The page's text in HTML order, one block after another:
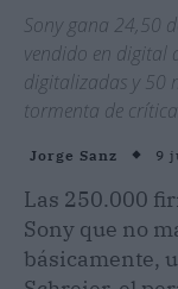
Sony gana 24,50
vendido en digital
digitalizadas y 50
tormenta de
Jorge Sanz 9
Las 250.000
Sony que no
básicamente,